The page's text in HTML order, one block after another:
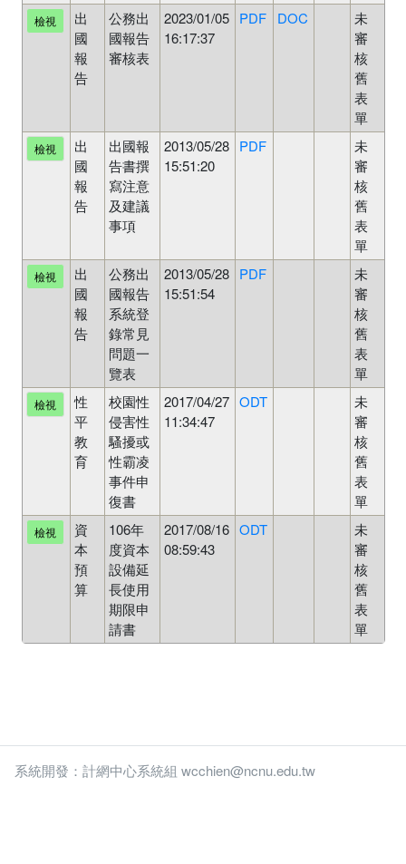
檢視
出
國
報
告
公務出
國報告
審核表
2023/01/05
16:17:37
PDF DOC
未
審
核
舊
表
單
檢視
出
國
報
告
出國報
告書撰
寫注意
及建議
事項
2013/05/28
15:51:20
PDF
未
審
核
舊
表
單
檢視
出
國
報
告
公務出
國報告
系統登
錄常見
問題一
覽表
2013/05/28
15:51:54
PDF
未
審
核
舊
表
單
檢視
性
平
教
育
校園性
侵害性
騷擾或
性霸凌
事件申
復書
2017/04/27
11:34:47
ODT
未
審
核
舊
表
單
檢視
資
本
預
算
106年
度資本
設備延
長使用
期限申
請書
2017/08/16
08:59:43
ODT
未
審
核
舊
表
單
系統開發：計網中心系統組 wcchien@ncnu.edu.tw